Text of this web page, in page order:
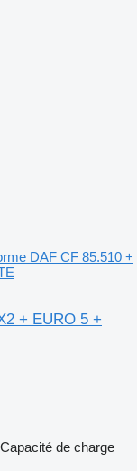
DAF CF 85.510 +
+ EURO 5 +
Capacité de charge